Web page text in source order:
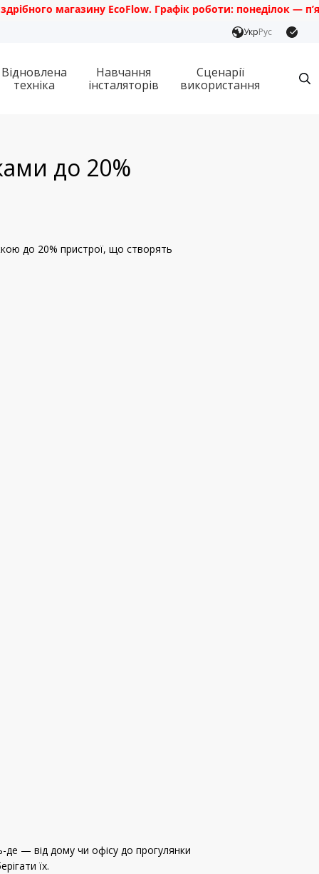
магазину EcoFlow. Графік роботи: понеділок —
УкрРус
Відновлена
техніка
Навчання
інсталяторів
Сценарії
використання
до 20%
до 20% пристрої, що створять
де — від дому чи офісу до прогулянки
їх.